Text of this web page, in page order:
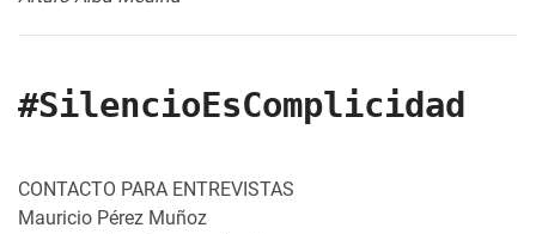
#SilencioEsComplicidad
CONTACTO PARA ENTREVISTAS
Mauricio Pérez Muñoz